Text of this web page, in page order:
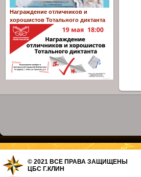
Награждение отличников и
хорошистов Тотального диктанта
© 2021 ВСЕ ПРАВА ЗАЩИЩЕНЫ
ЦБС Г.КЛИН